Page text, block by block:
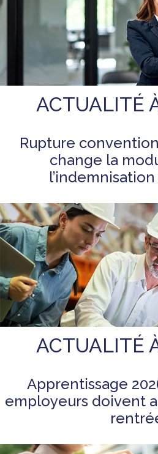
ACTUALITÉ
Rupture
change la
ACTUALITÉ
Apprentissage
employeurs doivent